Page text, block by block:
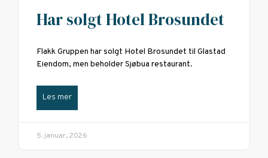
Har solgt Hotel Brosundet
Flakk Gruppen har solgt Hotel Brosundet til Glastad
Eiendom, men beholder Sjøbua restaurant.
Les mer
5. januar, 2026